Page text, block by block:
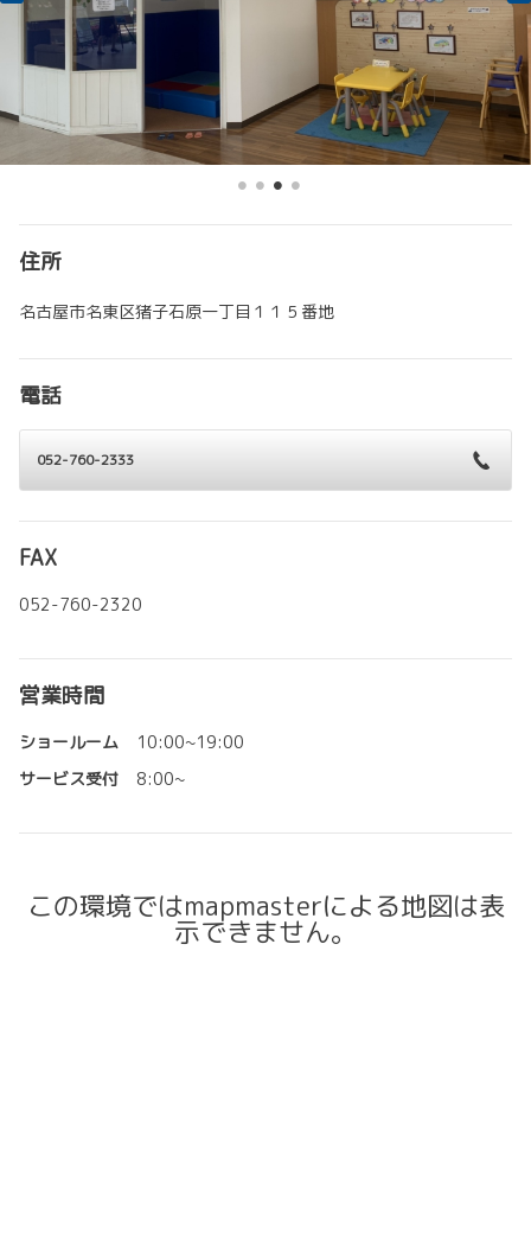
住所
名古屋市名東区猪子石原一丁目１１５番地
電話
052-760-2333
FAX
052-760-2320
営業時間
ショールーム
10:00~19:00
サービス受付
8:00~
この環境ではmapmasterによる地図は表
示できません。